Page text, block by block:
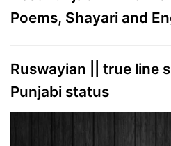
Poems, Shayari and
Ruswayian || true line
Punjabi status